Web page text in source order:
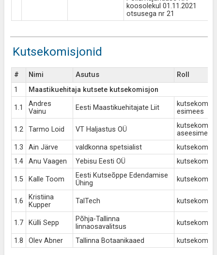
koosolekul 01.11.2021
otsusega nr 21
Kutsekomisjonid
# Nimi Asutus
Roll
1
Maastikuehitaja kutsete kutsekomisjon
1.1
Andres
Vainu
Eesti Maastikuehitajate Liit
esimees
1.2 Tarmo Loid VT Haljastus OÜ
aseesimees
1.3
Ain Järve valdkonna spetsialist
1.4
Anu Vaagen Yebisu Eesti OÜ
1.5 Kalle Toom
Eesti Kutseõppe Edendamise
Ühing
1.6
Kristiina
Kupper
TalTech
1.7 Külli Sepp
Põhja-Tallinna
linnaosavalitsus
1.8 Olev Abner Tallinna Botaanikaaed